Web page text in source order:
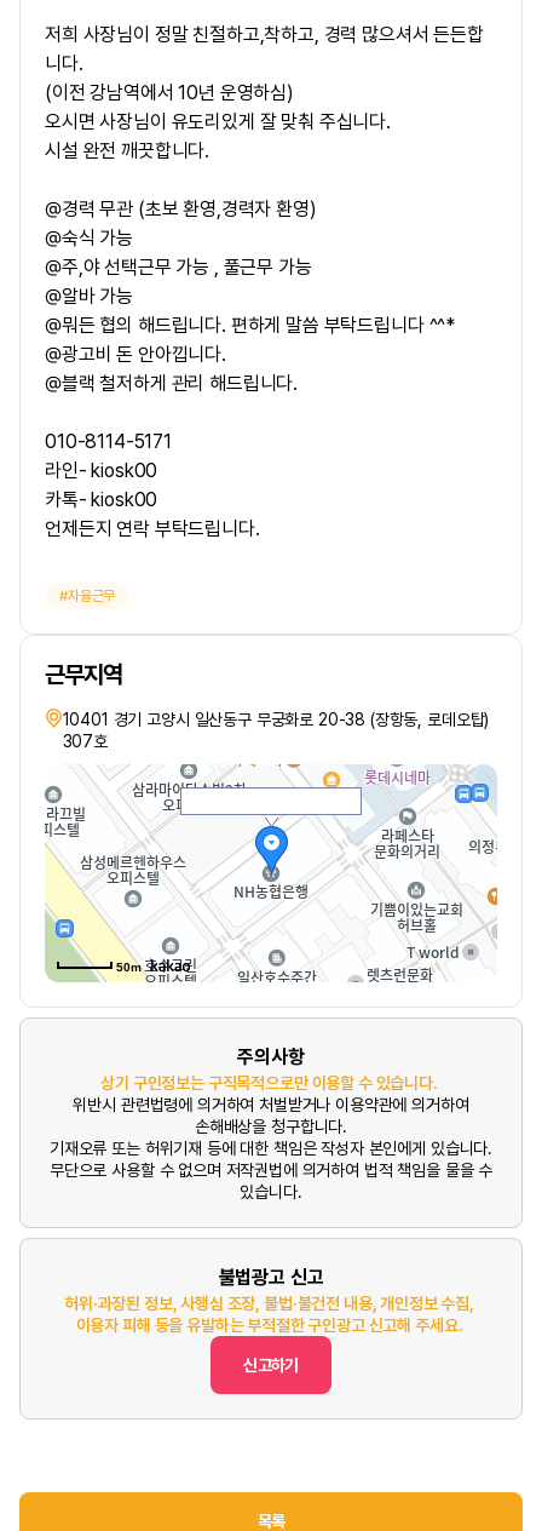
저희 사장님이 정말 친절하고,착하고, 경력 많으셔서 든든합
니다.
(이전 강남역에서 10년 운영하심)
오시면 사장님이 유도리있게 잘 맞춰 주십니다.
시설 완전 깨끗합니다.
@경력 무관 (초보 환영,경력자 환영)
@숙식 가능
@주,야 선택근무 가능 , 풀근무 가능
@알바 가능
@뭐든 협의 해드립니다. 편하게 말씀 부탁드립니다 ^^*
@광고비 돈 안아낍니다.
@블랙 철저하게 관리 해드립니다.
010-8114-5171
라인- kiosk00
카톡- kiosk00
언제든지 연락 부탁드립니다.
자율근무
근무지역
10401 경기 고양시 일산동구 무궁화로 20-38 (장항동, 로데오탑)
307호
50m
주의사항
상기 구인정보는 구직목적으로만 이용할 수 있습니다.
위반시 관련법령에 의거하여 처벌받거나 이용약관에 의거하여
손해배상을 청구합니다.
기재오류 또는 허위기재 등에 대한 책임은 작성자 본인에게 있습니다.
무단으로 사용할 수 없으며 저작권법에 의거하여 법적 책임을 물을 수
있습니다.
불법광고 신고
허위·과장된 정보, 사행심 조장, 불법·불건전 내용, 개인정보 수집,
이용자 피해 등을 유발하는 부적절한 구인광고 신고해 주세요.
신고하기
목록